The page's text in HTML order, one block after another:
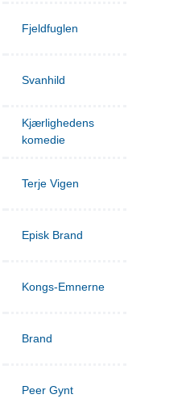
Fjeldfuglen
Svanhild
Kjærlighedens
komedie
Terje Vigen
Episk Brand
Kongs-Emnerne
Brand
Peer Gynt